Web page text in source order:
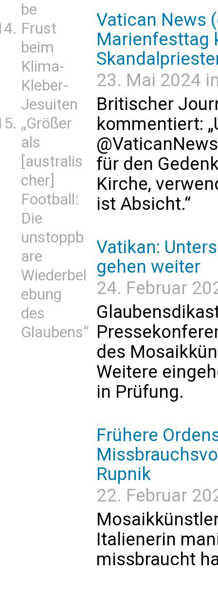
be
Frust
beim
Klima-
Kleber-
Jesuiten
„Größer
als
[australis
cher]
Football:
Die
unstoppb
are
Wiederbel
ebung
des
Glaubens“
Vatican News
Marienfesttag
23. Mai 2024
Britischer
kommentiert:
für den
Kirche,
ist Absicht.“
Vatikan:
gehen weiter
24. Februar
des
Weitere
in Prüfung.
Frühere
Rupnik
22. Februar
Italienerin
missbraucht